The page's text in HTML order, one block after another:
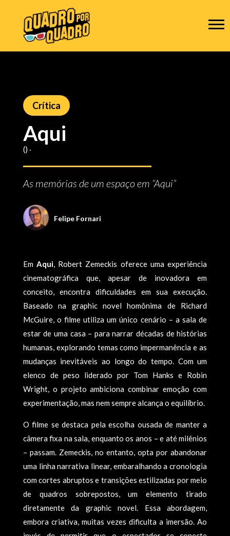
Crítica
Aqui
() ‧
As memórias de um espaço em “Aqui”
Felipe Fornari
EmAqui, Robert Zemeckis oferece uma experiência
cinematográfica que, apesar de inovadora em
conceito, encontra dificuldades em sua execução.
Baseado na graphic novel homônima de Richard
McGuire, o filme utiliza um único cenário – a sala de
estar de uma casa – para narrar décadas de histórias
humanas, explorando temas como impermanência e as
mudanças inevitáveis ao longo do tempo. Com um
elenco de peso liderado por Tom Hanks e Robin
Wright, o projeto ambiciona combinar emoção com
experimentação, mas nem sempre alcança o equilíbrio.
O filme se destaca pela escolha ousada de manter a
câmera fixa na sala, enquanto os anos – e até milênios
– passam. Zemeckis, no entanto, opta por abandonar
uma linha narrativa linear, embaralhando a cronologia
com cortes abruptos e transições estilizadas por meio
de quadros sobrepostos, um elemento tirado
diretamente da graphic novel. Essa abordagem,
embora criativa, muitas vezes dificulta a imersão. Ao